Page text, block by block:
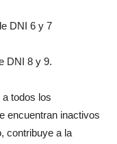
DNI 6 y 7
DNI 8 y 9.
todos los
encuentran inactivos
contribuye a la